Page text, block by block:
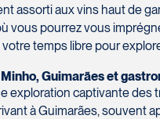
assorti aux vins haut de
vous pourrez vous
temps libre pour
Guimarães et
exploration captivante des
à Guimarães, souvent
Vallon - Siège social
- Édifice Champlain,